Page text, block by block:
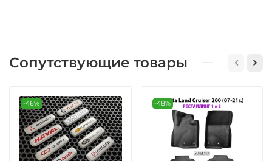
Сопутствующие товары
-46% -48%